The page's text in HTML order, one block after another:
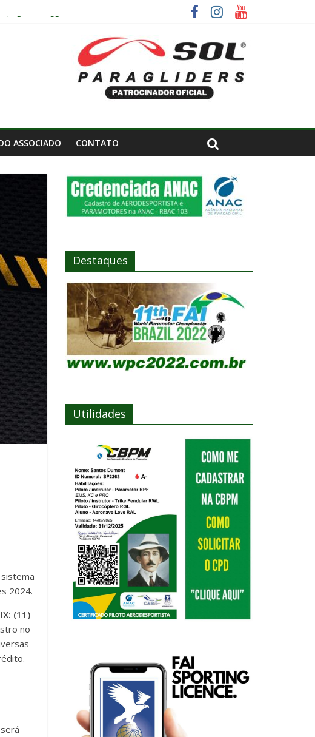
ASSOCIADO CONTATO
2024.
(11)
no
Destaques
Utilidades